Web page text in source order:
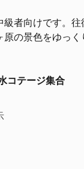
級者向けです。
原の景色をゆっく
コテージ集合